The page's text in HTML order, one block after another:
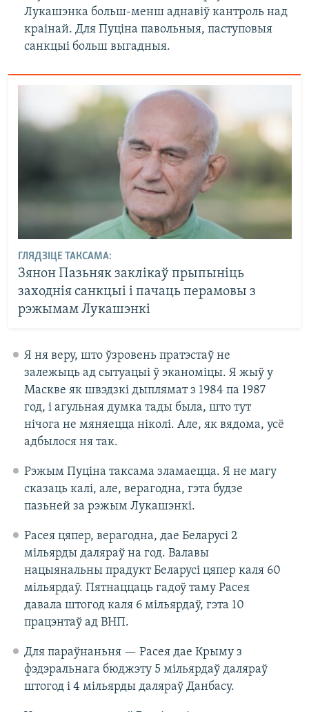
Лукашэнка больш-менш аднавіў кантроль над
краінай. Для Пуціна павольныя, паступовыя
санкцыі больш выгадныя.
ГЛЯДЗІЦЕ ТАКСАМА:
Зянон Пазьняк заклікаў прыпыніць
заходнія санкцыі і пачаць перамовы з
рэжымам Лукашэнкі
Я ня веру, што ўзровень пратэстаў не
залежыць ад сытуацыі ў эканоміцы. Я жыў у
Маскве як швэдзкі дыплямат з 1984 па 1987
год, і агульная думка тады была, што тут
нічога не мяняецца ніколі. Але, як вядома, усё
адбылося ня так.
Рэжым Пуціна таксама зламаецца. Я не магу
сказаць калі, але, верагодна, гэта будзе
пазьней за рэжым Лукашэнкі.
Расея цяпер, верагодна, дае Беларусі 2
мільярды даляраў на год. Валавы
нацыянальны прадукт Беларусі цяпер каля 60
мільярдаў. Пятнаццаць гадоў таму Расея
давала штогод каля 6 мільярдаў, гэта 10
працэнтаў ад ВНП.
Для параўнаньня — Расея дае Крыму з
фэдэральнага бюджэту 5 мільярдаў даляраў
штогод і 4 мільярды даляраў Данбасу.